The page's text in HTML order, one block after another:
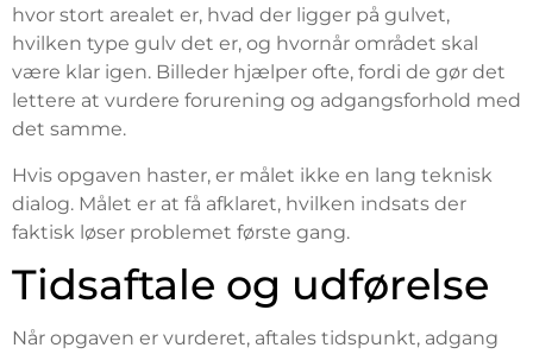
hvor stort arealet er, hvad der ligger på gulvet,
hvilken type gulv det er, og hvornår området skal
være klar igen. Billeder hjælper ofte, fordi de gør det
lettere at vurdere forurening og adgangsforhold med
det samme.
Hvis opgaven haster, er målet ikke en lang teknisk
dialog. Målet er at få afklaret, hvilken indsats der
faktisk løser problemet første gang.
Tidsaftale og udførelse
Når opgaven er vurderet, aftales tidspunkt, adgang